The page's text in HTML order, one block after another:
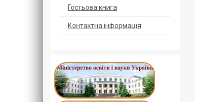
Гостьова книга
Контактна інформація